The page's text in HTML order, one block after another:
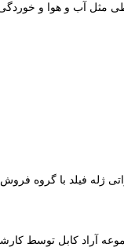
مثل آب و هوا و
ژله فیلد با گروه